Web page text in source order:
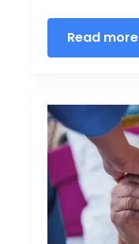
Read more